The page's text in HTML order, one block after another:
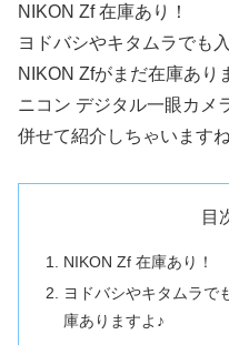
NIKON Zf 在庫あり！
ヨドバシやキタムラでも
NIKON Zfがまだ在庫あり
ニコン デジタル一眼カメ
併せて紹介しちゃいますね
目
NIKON Zf 在庫あり！
ヨドバシやキタムラで
庫ありますよ♪